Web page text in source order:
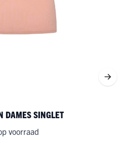
DAMES SINGLET
voorraad